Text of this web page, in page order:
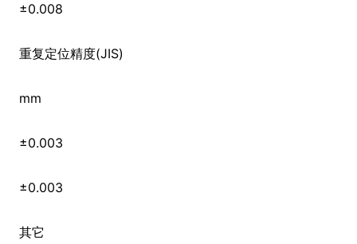
±0.008
重复定位精度(JIS)
mm
±0.003
±0.003
其它